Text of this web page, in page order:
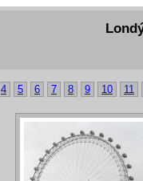
4 5 6 7 8 9 10 11